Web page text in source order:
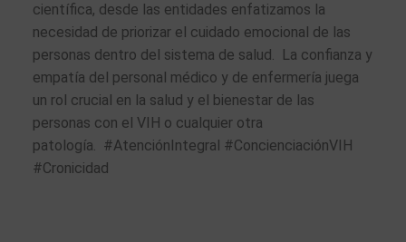
científica, desde las entidades enfatizamos la
necesidad de priorizar el cuidado emocional de las
personas dentro del sistema de salud. La confianza y
empatía del personal médico y de enfermería juega
un rol crucial en la salud y el bienestar de las
personas con el VIH o cualquier otra
patología. #AtenciónIntegral #ConcienciaciónVIH
#Cronicidad